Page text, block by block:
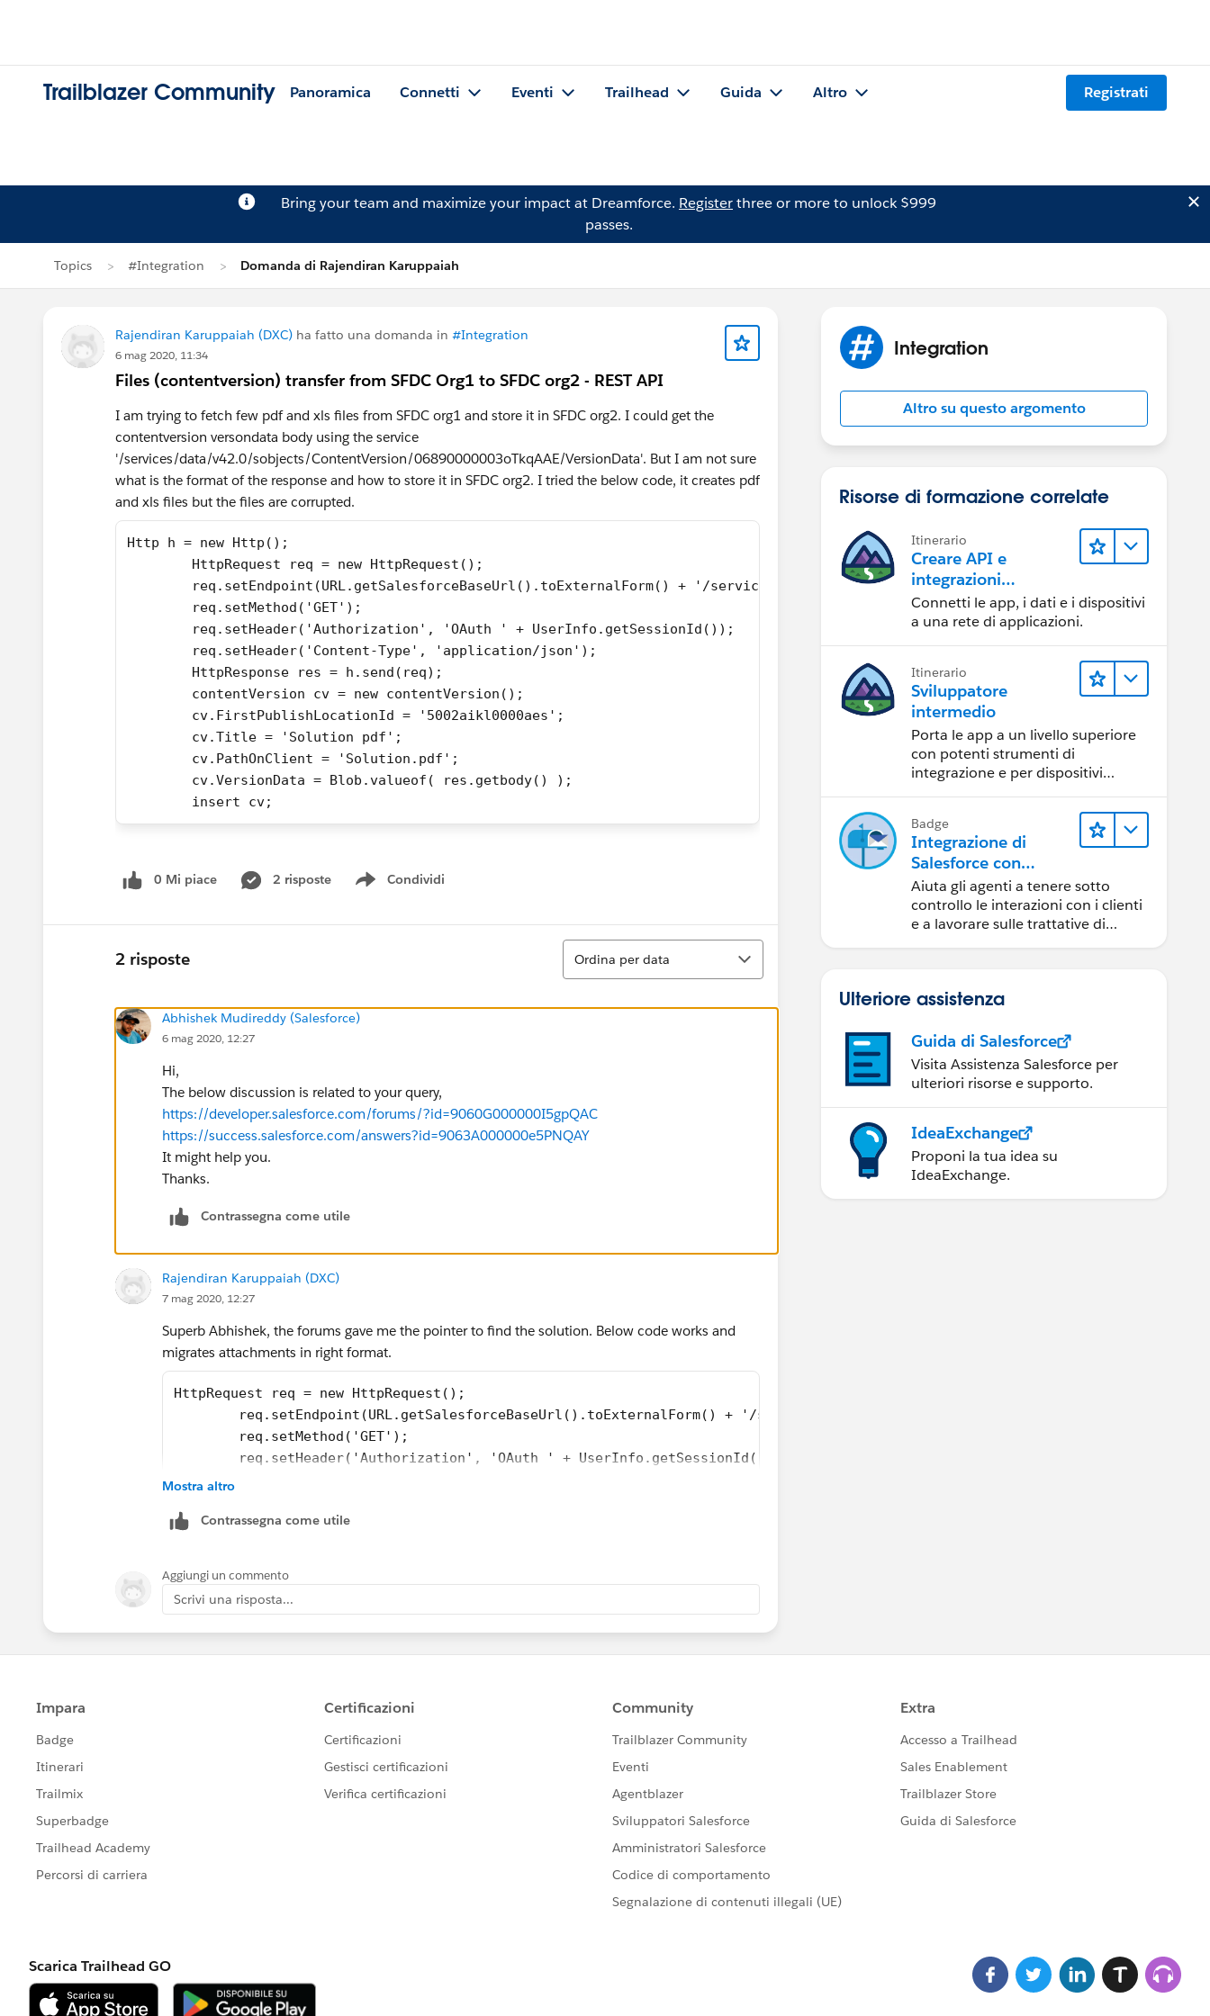
Trailblazer Community Panoramica Connetti Eventi Trailhead Guida Altro Registrati
Bring your team and maximize your impact at Dreamforce. Registerthree or more to unlock $999
passes.
Topics #Integration Domanda di Rajendiran Karuppaiah
Rajendiran Karuppaiah (DXC) ha fatto una domanda in #Integration
6 mag 2020, 11:34
Files (contentversion) transfer from SFDC Org1 to SFDC org2 - REST API
I am trying to fetch few pdf and xls files from SFDC org1 and store it in SFDC org2. I could get the
contentversion versondata body using the service
'/services/data/v42.0/sobjects/ContentVersion/06890000003oTkqAAE/VersionData'. But I am not sure
what is the format of the response and how to store it in SFDC org2. I tried the below code, it creates pdf
and xls files but the files are corrupted.
Http h = new Http();
	HttpRequest req = new HttpRequest();
req.setEndpoint(URL.getSalesforceBaseUrl().toExternalForm() + '/services/data/v42.0/sobjects/ContentVersion/
	req.setMethod('GET');
	req.setHeader('Authorization', 'OAuth ' + UserInfo.getSessionId());
	req.setHeader('Content-Type', 'application/json');
	HttpResponse res = h.send(req);
	contentVersion cv = new contentVersion();
	cv.FirstPublishLocationId = '5002aikl0000aes';
	cv.Title = 'Solution pdf';
	cv.PathOnClient = 'Solution.pdf';
	cv.VersionData = Blob.valueof( res.getbody() );
	insert cv;
0 Mi piace 2 risposte Condividi
Show menu
2 risposte
Ordina
Ordina per data
Abhishek Mudireddy (Salesforce)
6 mag 2020, 12:27
Hi,
The below discussion is related to your query,
https://developer.salesforce.com/forums/?id=9060G000000I5gpQAC
https://success.salesforce.com/answers?id=9063A000000e5PNQAY
It might help you.
Thanks.
Contrassegna come utile
Rajendiran Karuppaiah (DXC)
7 mag 2020, 12:27
Superb Abhishek, the forums gave me the pointer to find the solution. Below code works and
migrates attachments in right format.
HttpRequest req = new HttpRequest();
req.setEndpoint(URL.getSalesforceBaseUrl().toExternalForm() + '/services/data/v42.0/sobjects/ContentVersion/
	req.setMethod('GET');
	req.setHeader('Authorization', 'OAuth ' + UserInfo.getSessionId());
	contentVersion cv = new contentVersion();
	cv.PathOnClient = 'Solution.pdf';
	cv.VersionData = res.getBodyAsBlob();  // Directly convert response body into blob content.
	insert cv;
Mostra altro
Contrassegna come utile
Aggiungi un commento
Scrivi una risposta...
Integration
Altro su questo argomento
Risorse di formazione correlate
Itinerario
Creare API e
integrazioni
eccezionali con
MuleSoft
Connetti le app, i dati e i dispositivi
a una rete di applicazioni.
Itinerario
Sviluppatore
intermedio
Porta le app a un livello superiore
con potenti strumenti di
integrazione e per dispositivi
Badge
Integrazione di
Salesforce con
Outlook
Aiuta gli agenti a tenere sotto
controllo le interazioni con i clienti
e a lavorare sulle trattative di
Ulteriore assistenza
Guida di Salesforce
Visita Assistenza Salesforce per
ulteriori risorse e supporto.
IdeaExchange
Proponi la tua idea su
IdeaExchange.